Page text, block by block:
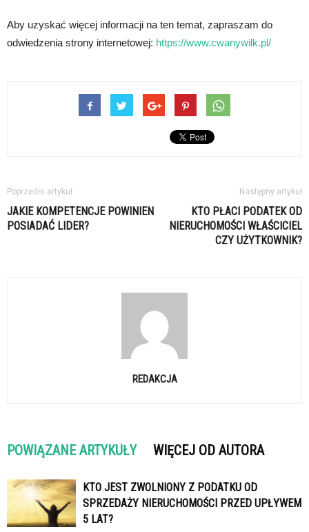
Aby uzyskać więcej informacji na ten temat, zapraszam do
odwiedzenia strony internetowej: https://www.cwanywilk.pl/
Poprzedni artykuł
JAKIE KOMPETENCJE POWINIEN
POSIADAĆ LIDER?
Następny artykuł
KTO PŁACI PODATEK OD
NIERUCHOMOŚCI WŁAŚCICIEL
CZY UŻYTKOWNIK?
REDAKCJA
POWIĄZANE ARTYKUŁY WIĘCEJ OD AUTORA
KTO JEST ZWOLNIONY Z PODATKU OD
SPRZEDAŻY NIERUCHOMOŚCI PRZED UPŁYWEM
5 LAT?